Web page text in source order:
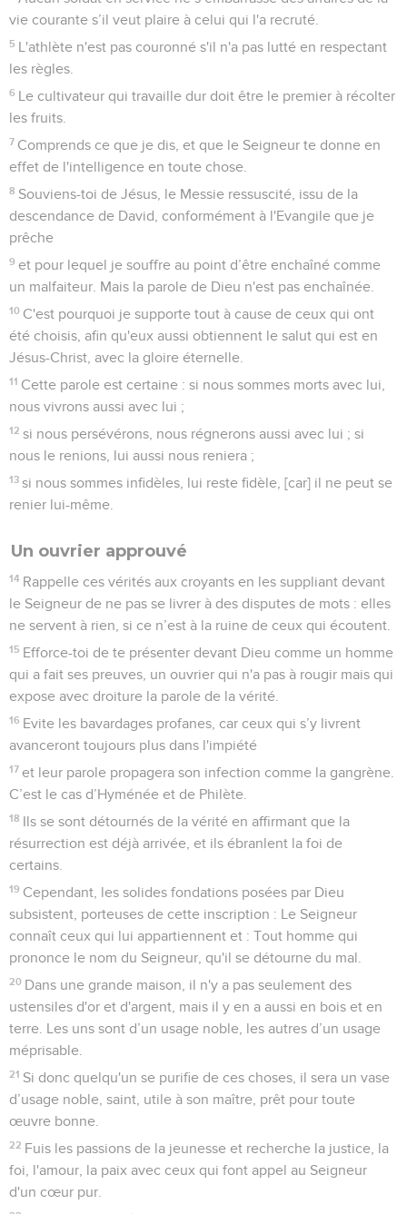
vie courante s’il veut plaire à celui qui l'a recruté.
5 L'athlète n'est pas couronné s'il n'a pas lutté en respectant
les règles.
6 Le cultivateur qui travaille dur doit être le premier à récolter
les fruits.
7 Comprends ce que je dis, et que le Seigneur te donne en
effet de l'intelligence en toute chose.
8 Souviens-toi de Jésus, le Messie ressuscité, issu de la
descendance de David, conformément à l'Evangile que je
prêche
9 et pour lequel je souffre au point d’être enchaîné comme
un malfaiteur. Mais la parole de Dieu n'est pas enchaînée.
10 C'est pourquoi je supporte tout à cause de ceux qui ont
été choisis, afin qu'eux aussi obtiennent le salut qui est en
Jésus-Christ, avec la gloire éternelle.
11 Cette parole est certaine : si nous sommes morts avec lui,
nous vivrons aussi avec lui ;
12 si nous persévérons, nous régnerons aussi avec lui ; si
nous le renions, lui aussi nous reniera ;
13 si nous sommes infidèles, lui reste fidèle, [car] il ne peut se
renier lui-même.
Un ouvrier approuvé
14 Rappelle ces vérités aux croyants en les suppliant devant
le Seigneur de ne pas se livrer à des disputes de mots : elles
ne servent à rien, si ce n’est à la ruine de ceux qui écoutent.
15 Efforce-toi de te présenter devant Dieu comme un homme
qui a fait ses preuves, un ouvrier qui n'a pas à rougir mais qui
expose avec droiture la parole de la vérité.
16 Evite les bavardages profanes, car ceux qui s’y livrent
avanceront toujours plus dans l'impiété
17 et leur parole propagera son infection comme la gangrène.
C’est le cas d’Hyménée et de Philète.
18 Ils se sont détournés de la vérité en affirmant que la
résurrection est déjà arrivée, et ils ébranlent la foi de
certains.
19 Cependant, les solides fondations posées par Dieu
subsistent, porteuses de cette inscription : Le Seigneur
connaît ceux qui lui appartiennent et : Tout homme qui
prononce le nom du Seigneur, qu'il se détourne du mal.
20 Dans une grande maison, il n'y a pas seulement des
ustensiles d'or et d'argent, mais il y en a aussi en bois et en
terre. Les uns sont d’un usage noble, les autres d’un usage
méprisable.
21 Si donc quelqu'un se purifie de ces choses, il sera un vase
d’usage noble, saint, utile à son maître, prêt pour toute
œuvre bonne.
22 Fuis les passions de la jeunesse et recherche la justice, la
foi, l'amour, la paix avec ceux qui font appel au Seigneur
d'un cœur pur.